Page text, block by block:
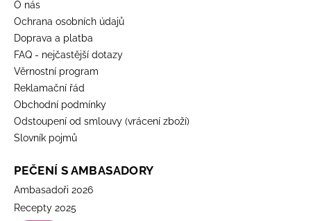
O nás
Ochrana osobních údajů
Doprava a platba
FAQ - nejčastější dotazy
Věrnostní program
Reklamační řád
Obchodní podmínky
Odstoupení od smlouvy (vrácení zboží)
Slovník pojmů
PEČENÍ S AMBASADORY
Ambasadoři 2026
Recepty 2025